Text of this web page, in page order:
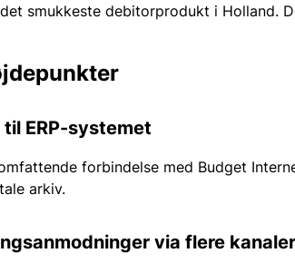
smukkeste debitorprodukt i Holland.
til ERP-systemet
forbindelse med Budget
arkiv.
via flere